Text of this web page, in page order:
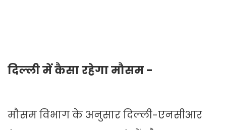
दिल्ली में कैसा रहेगा मौसम -
मौसम विभाग के अनुसार दिल्ली-एनसीआर